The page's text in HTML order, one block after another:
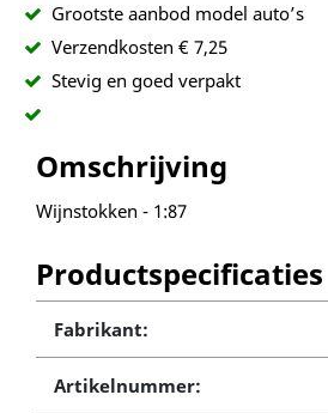
Grootste aanbod model auto’s
Verzendkosten € 7,25
Stevig en goed verpakt
Omschrijving
Wijnstokken - 1:87
Productspecificaties
Fabrikant:
Artikelnummer: